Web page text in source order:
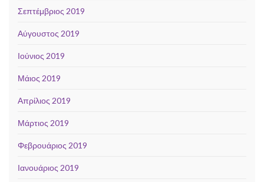
Σεπτέμβριος 2019
Αύγουστος 2019
Ιούνιος 2019
Μάιος 2019
Απρίλιος 2019
Μάρτιος 2019
Φεβρουάριος 2019
Ιανουάριος 2019